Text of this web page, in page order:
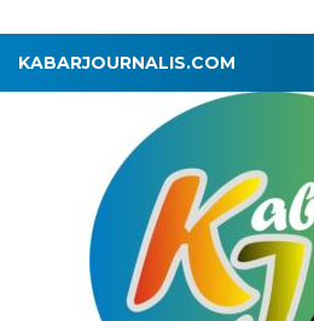
KABARJOURNALIS.COM